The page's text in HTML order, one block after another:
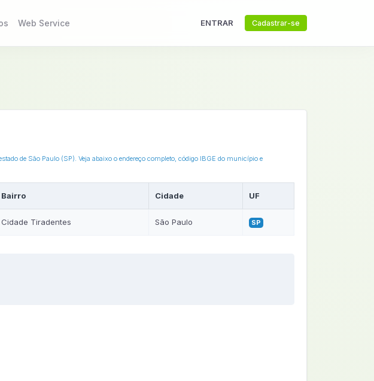
Web Service ENTRAR Cadastrar-se
de São Paulo (SP). Veja abaixo o endereço completo, código IBGE do município e
Bairro Cidade UF
Cidade Tiradentes São Paulo SP